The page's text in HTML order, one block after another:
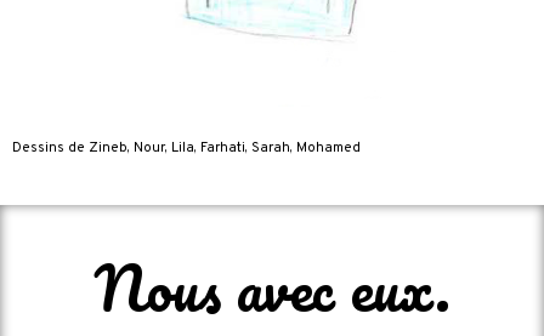
Dessins de Zineb, Nour, Lila, Farhati, Sarah, Mohamed
Nous avec eux.